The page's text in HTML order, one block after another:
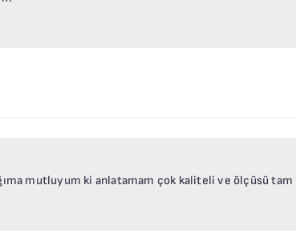
mutluyum ki anlatamam çok kaliteli ve ölçüsü